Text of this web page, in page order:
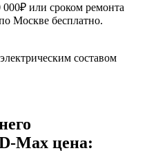
или сроком ремонта
Москве бесплатно.
составом
Max цена: